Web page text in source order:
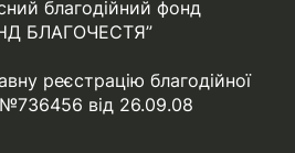
благодійний фонд
БЛАГОЧЕСТЯ”
реєстрацію благодійної
№736456 від 26.09.08